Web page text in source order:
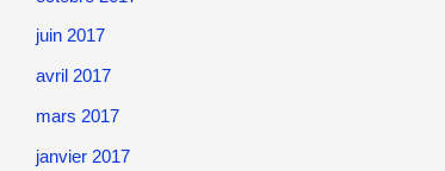
juin 2017
avril 2017
mars 2017
janvier 2017